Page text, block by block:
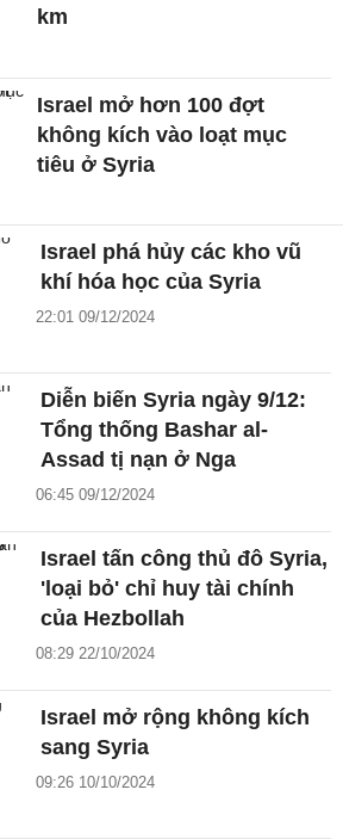
km
Israel mở hơn 100 đợt
không kích vào loạt mục
tiêu ở Syria
Israel phá hủy các kho vũ
khí hóa học của Syria
22:01 09/12/2024
Diễn biến Syria ngày 9/12:
Tổng thống Bashar al-
Assad tị nạn ở Nga
06:45 09/12/2024
Israel tấn công thủ đô Syria,
'loại bỏ' chỉ huy tài chính
của Hezbollah
08:29 22/10/2024
Israel mở rộng không kích
sang Syria
09:26 10/10/2024